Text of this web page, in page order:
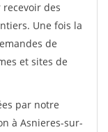
des
Une fois la
de
et sites de
par notre
à Asnieres-sur-